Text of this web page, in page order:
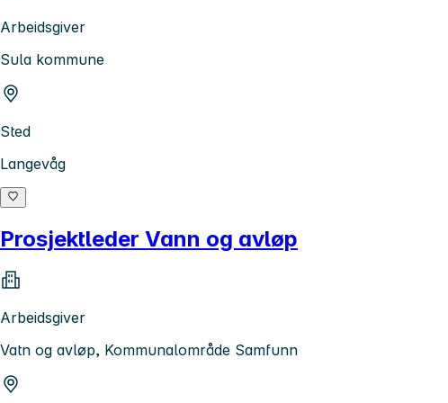
Arbeidsgiver
Sula kommune
Sted
Langevåg
Prosjektleder Vann og avløp
Arbeidsgiver
Vatn og avløp, Kommunalområde Samfunn